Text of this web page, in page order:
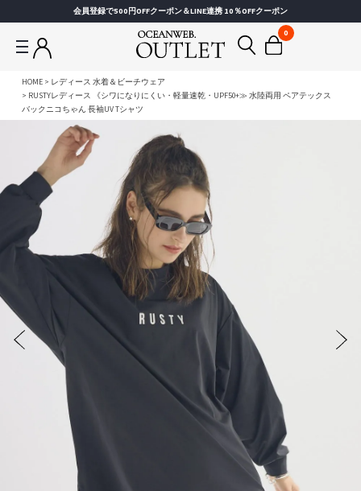
会員登録で500円OFFクーポン＆LINE連携 10％OFFクーポン
0
HOME
レディース 水着＆ビーチウェア
RUSTYレディース 《シワになりにくい・軽量速乾・UPF50+≫ 水陸両用 ペアテックス
バックニコちゃん 長袖UV Tシャツ